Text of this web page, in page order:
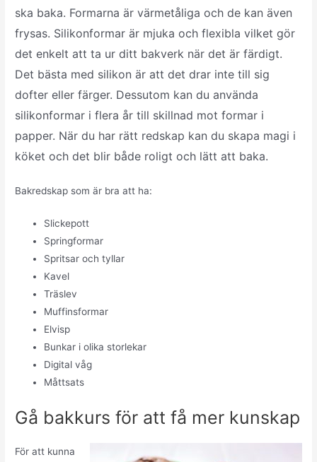
ska baka. Formarna är värmetåliga och de kan även
frysas. Silikonformar är mjuka och flexibla vilket gör
det enkelt att ta ur ditt bakverk när det är färdigt.
Det bästa med silikon är att det drar inte till sig
dofter eller färger. Dessutom kan du använda
silikonformar i flera år till skillnad mot formar i
papper. När du har rätt redskap kan du skapa magi i
köket och det blir både roligt och lätt att baka.
Bakredskap som är bra att ha:
Slickepott
Springformar
Spritsar och tyllar
Kavel
Träslev
Muffinsformar
Elvisp
Bunkar i olika storlekar
Digital våg
Måttsats
Gå bakkurs för att få mer kunskap
För att kunna